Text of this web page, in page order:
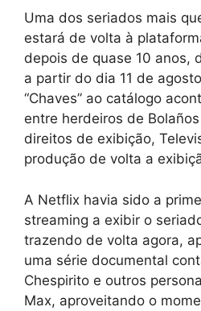
Uma dos seriados mais
estará de volta à
depois de quase 10 anos,
a partir do dia 11 de
“Chaves” ao catálogo
entre herdeiros de
direitos de exibição,
produção de volta a
A Netflix havia sido a
streaming a exibir o
trazendo de volta agora,
uma série documental
Chespirito e outros
Max, aproveitando o